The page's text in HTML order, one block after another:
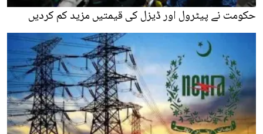
حکومت نے پیٹرول اور ڈیزل کی قیمتیں مزید کم کردیں